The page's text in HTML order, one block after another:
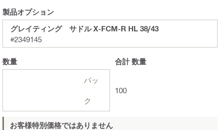
製品オプション
グレイティング゙サドル X-FCM-R HL 38/43
#2349145
数量
パッ
ク
合計数量
100
お客様特別価格ではありません